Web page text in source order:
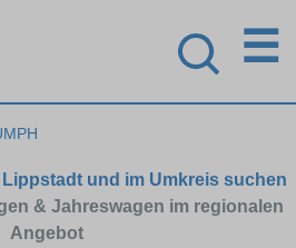
☰
und im Umkreis suchen
& Jahreswagen im regionalen
Angebot